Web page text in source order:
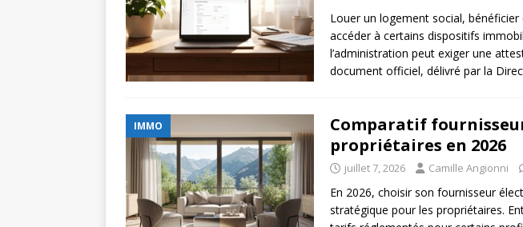
Louer un logement social, bénéficier
accéder à certains dispositifs
l’administration peut exiger une
document officiel, délivré par la
IMMO
Comparatif
propriétaires en 2026
juillet 7, 2026 Camille Angionni
En 2026, choisir son fournisseur
stratégique pour les propriétaires.